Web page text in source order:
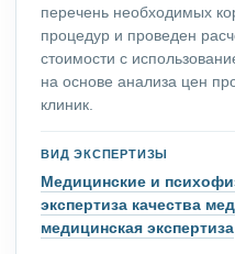
перечень необходимых
процедур и проведен
стоимости с
на основе анализа цен
клиник.
ВИД ЭКСПЕРТИЗЫ
Медицинские и
экспертиза качества
медицинская экспертиза